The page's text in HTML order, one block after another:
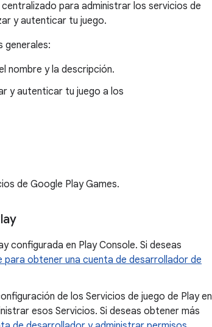
para administrar los servicios de
y autenticar tu juego.
generales:
nombre y la descripción.
y autenticar tu juego a los
de Google Play Games.
configurada en Play Console. Si deseas
obtener una cuenta de desarrollador de
de los Servicios de juego de Play en
esos Servicios. Si deseas obtener más